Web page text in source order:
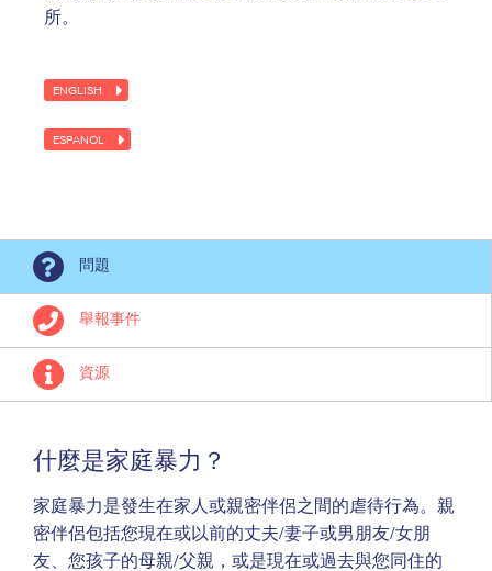
所。
ENGLISH
ESPANOL
問題
舉報事件
資源
什麼是家庭暴力？
家庭暴力是發生在家人或親密伴侶之間的虐待行為。親
密伴侶包括您現在或以前的丈夫/妻子或男朋友/女朋
友、您孩子的母親/父親，或是現在或過去與您同住的